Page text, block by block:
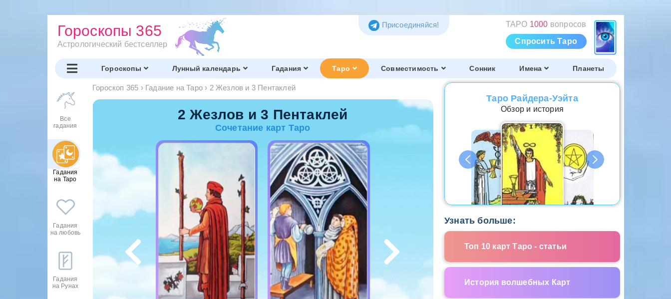
Гороскопы 365
Астрологический бестселлер
ТАРО 1000 вопросов
Спросить Таро
Присоединяйся!
Гороскопы Лунный календарь Гадания Таро Совместимость Сонник Имена Планеты
Все
гадания
Гадания
на Таро
Гадания
на любовь
Гадания
на Рунах
Гороскоп 365 › Гадание на Таро › 2 Жезлов и 3 Пентаклей
2 Жезлов и 3 Пентаклей
Сочетание карт Таро
Таро Тота
Обзор и история
Таро Райдера-Уэйта
Обзор и история
Узнать больше:
Топ 10 карт Таро - статьи
История волшебных Карт